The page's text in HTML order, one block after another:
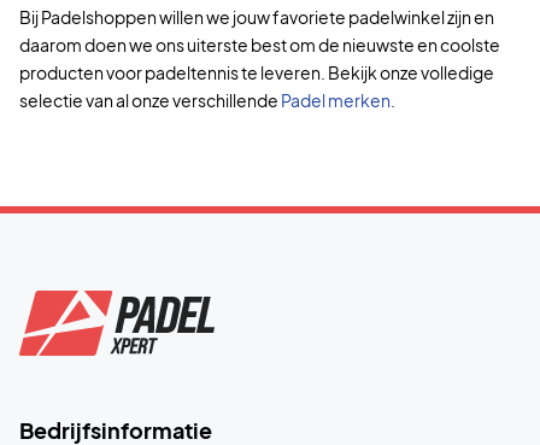
Bij Padelshoppen willen we jouw favoriete padelwinkel zijn en
daarom doen we ons uiterste best om de nieuwste en coolste
producten voor padeltennis te leveren. Bekijk onze volledige
selectie van al onze verschillende Padel merken
Bedrijfsinformatie